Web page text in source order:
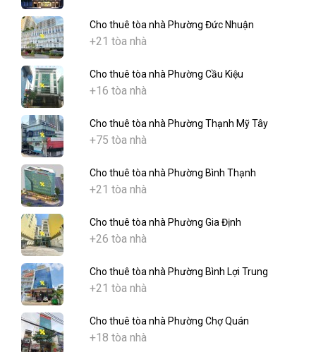
Cho thuê tòa nhà Phường Đức Nhuận
+21 tòa nhà
Cho thuê tòa nhà Phường Cầu Kiệu
+16 tòa nhà
Cho thuê tòa nhà Phường Thạnh Mỹ Tây
+75 tòa nhà
Cho thuê tòa nhà Phường Bình Thạnh
+21 tòa nhà
Cho thuê tòa nhà Phường Gia Định
+26 tòa nhà
Cho thuê tòa nhà Phường Bình Lợi Trung
+21 tòa nhà
Cho thuê tòa nhà Phường Chợ Quán
+18 tòa nhà